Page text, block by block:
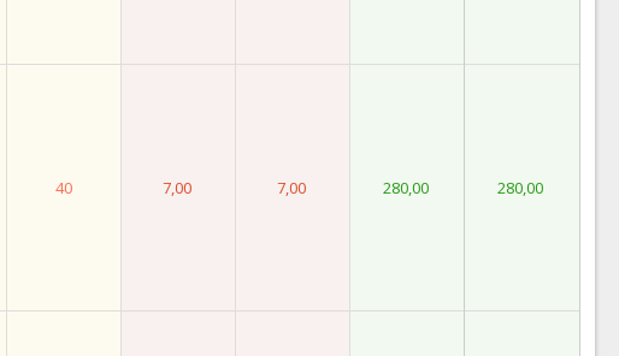
40 7,00 7,00 280,00 280,00